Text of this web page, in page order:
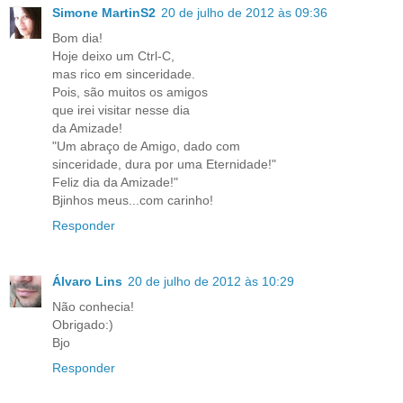
Simone MartinS2 20 de julho de 2012 às 09:36
Bom dia!
Hoje deixo um Ctrl-C,
mas rico em sinceridade.
Pois, são muitos os amigos
que irei visitar nesse dia
da Amizade!
"Um abraço de Amigo, dado com
sinceridade, dura por uma Eternidade!"
Feliz dia da Amizade!"
Bjinhos meus...com carinho!
Responder
Álvaro Lins 20 de julho de 2012 às 10:29
Não conhecia!
Obrigado:)
Bjo
Responder